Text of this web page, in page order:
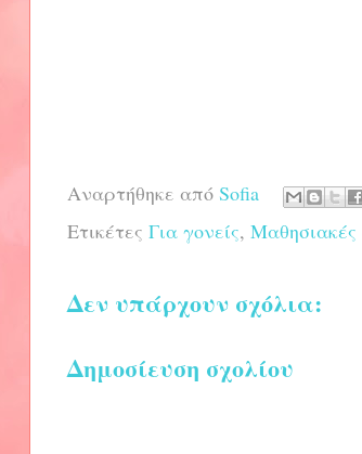
Αναρτήθηκε από Sofia
Ετικέτες Για γονείς, Μαθησιακές
Δεν υπάρχουν σχόλια:
Δημοσίευση σχολίου